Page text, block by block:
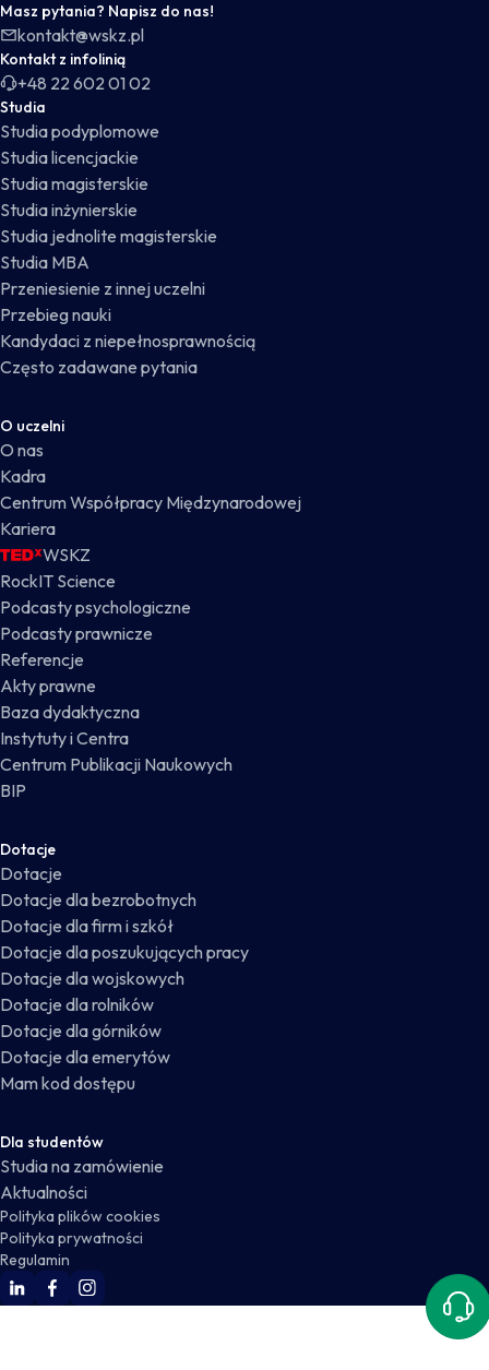
Masz pytania? Napisz do nas!
kontakt@wskz.pl
Kontakt z infolinią
+48 22 602 01 02
Studia
Studia podyplomowe
Studia licencjackie
Studia magisterskie
Studia inżynierskie
Studia jednolite magisterskie
Studia MBA
Przeniesienie z innej uczelni
Przebieg nauki
Kandydaci z niepełnosprawnością
Często zadawane pytania
O uczelni
O nas
Kadra
Centrum Współpracy Międzynarodowej
Kariera
WSKZ
RockIT Science
Podcasty psychologiczne
Podcasty prawnicze
Referencje
Akty prawne
Baza dydaktyczna
Instytuty i Centra
Centrum Publikacji Naukowych
BIP
Dotacje
Dotacje
Dotacje dla bezrobotnych
Dotacje dla firm i szkół
Dotacje dla poszukujących pracy
Dotacje dla wojskowych
Dotacje dla rolników
Dotacje dla górników
Dotacje dla emerytów
Mam kod dostępu
Dla studentów
Studia na zamówienie
Aktualności
Polityka plików cookies
Polityka prywatności
Regulamin
WSKZ Linkedin
WSKZ Facebook
WSKZ Instagram